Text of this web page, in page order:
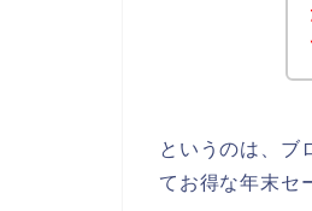
というのは、ブ
てお得な年末セ